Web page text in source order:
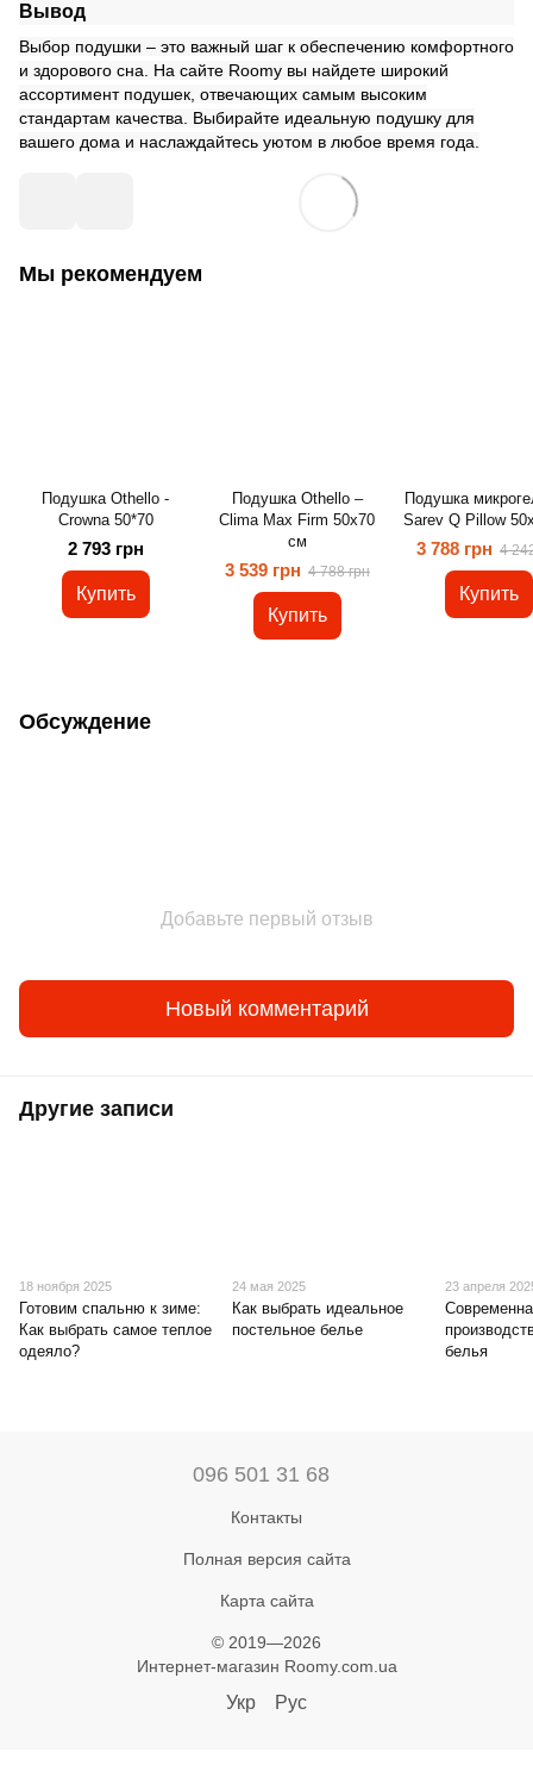
Вывод
Выбор подушки – это важный шаг к обеспечению комфортного
и здорового сна. На сайте Roomy вы найдете широкий
ассортимент подушек, отвечающих самым высоким
стандартам качества. Выбирайте идеальную подушку для
вашего дома и наслаждайтесь уютом в любое время года.
Мы рекомендуем
Подушка Othello -
Crowna 50*70
2 793 грн
Купить
Подушка Othello –
Clima Max Firm 50х70
см
3 539 грн 4 788 грн
Купить
Подушка
Sarev Q Pillow
3 788 грн 4
Купить
Обсуждение
Добавьте первый отзыв
Новый комментарий
Другие записи
18 ноября 2025
Готовим спальню к зиме:
Как выбрать самое теплое
одеяло?
24 мая 2025
Как выбрать идеальное
постельное белье
23 апреля
белья
096 501 31 68
Контакты
Полная версия сайта
Карта сайта
© 2019—2026
Интернет-магазин Roomy.com.ua
Укр Рус